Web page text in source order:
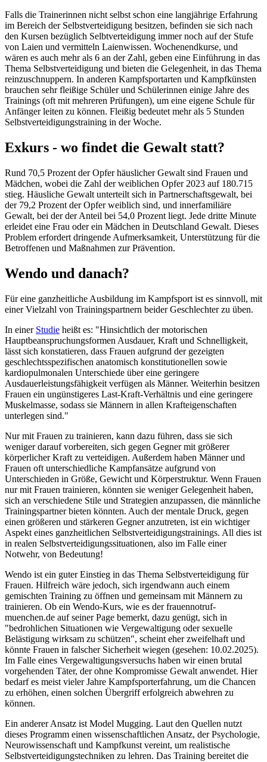
Falls die Trainerinnen nicht selbst schon eine langjährige Erfahrung
im Bereich der Selbstverteidigung besitzen, befinden sie sich nach
den Kursen bezüglich Selbtverteidigung immer noch auf der Stufe
von Laien und vermitteln Laienwissen. Wochenendkurse, und
wären es auch mehr als 6 an der Zahl, geben eine Einführung in das
Thema Selbstverteidigung und bieten die Gelegenheit, in das Thema
reinzuschnuppern. In anderen Kampfsportarten und Kampfkünsten
brauchen sehr fleißige Schüler und Schülerinnen einige Jahre des
Trainings (oft mit mehreren Prüfungen), um eine eigene Schule für
Anfänger leiten zu können. Fleißig bedeutet mehr als 5 Stunden
Selbstverteidigungstraining in der Woche.
Exkurs - wo findet die Gewalt statt?
Rund 70,5 Prozent der Opfer häuslicher Gewalt sind Frauen und
Mädchen, wobei die Zahl der weiblichen Opfer 2023 auf 180.715
stieg. Häusliche Gewalt unterteilt sich in Partnerschaftsgewalt, bei
der 79,2 Prozent der Opfer weiblich sind, und innerfamiliäre
Gewalt, bei der der Anteil bei 54,0 Prozent liegt. Jede dritte Minute
erleidet eine Frau oder ein Mädchen in Deutschland Gewalt. Dieses
Problem erfordert dringende Aufmerksamkeit, Unterstützung für die
Betroffenen und Maßnahmen zur Prävention.
Wendo und danach?
Für eine ganzheitliche Ausbildung im Kampfsport ist es sinnvoll, mit
einer Vielzahl von Trainingspartnern beider Geschlechter zu üben.
In einer Studie heißt es: "Hinsichtlich der motorischen
Hauptbeanspruchungsformen Ausdauer, Kraft und Schnelligkeit,
lässt sich konstatieren, dass Frauen aufgrund der gezeigten
geschlechtsspezifischen anatomisch konstitutionellen sowie
kardiopulmonalen Unterschiede über eine geringere
Ausdauerleistungsfähigkeit verfügen als Männer. Weiterhin besitzen
Frauen ein ungünstigeres Last-Kraft-Verhältnis und eine geringere
Muskelmasse, sodass sie Männern in allen Krafteigenschaften
unterlegen sind."
Nur mit Frauen zu trainieren, kann dazu führen, dass sie sich
weniger darauf vorbereiten, sich gegen Gegner mit größerer
körperlicher Kraft zu verteidigen. Außerdem haben Männer und
Frauen oft unterschiedliche Kampfansätze aufgrund von
Unterschieden in Größe, Gewicht und Körperstruktur. Wenn Frauen
nur mit Frauen trainieren, könnten sie weniger Gelegenheit haben,
sich an verschiedene Stile und Strategien anzupassen, die männliche
Trainingspartner bieten könnten. Auch der mentale Druck, gegen
einen größeren und stärkeren Gegner anzutreten, ist ein wichtiger
Aspekt eines ganzheitlichen Selbstverteidigungstrainings. All dies ist
in realen Selbstverteidigungssituationen, also im Falle einer
Notwehr, von Bedeutung!
Wendo ist ein guter Einstieg in das Thema Selbstverteidigung für
Frauen. Hilfreich wäre jedoch, sich irgendwann auch einem
gemischten Training zu öffnen und gemeinsam mit Männern zu
trainieren. Ob ein Wendo-Kurs, wie es der frauennotruf-
muenchen.de auf seiner Page bemerkt, dazu genügt, sich in
"bedrohlichen Situationen wie Vergewaltigung oder sexuelle
Belästigung wirksam zu schützen", scheint eher zweifelhaft und
könnte Frauen in falscher Sicherheit wiegen (gesehen: 10.02.2025).
Im Falle eines Vergewaltigungsversuchs haben wir einen brutal
vorgehenden Täter, der ohne Kompromisse Gewalt anwendet. Hier
bedarf es meist vieler Jahre Kampfsporterfahrung, um die Chancen
zu erhöhen, einen solchen Übergriff erfolgreich abwehren zu
können.
Ein anderer Ansatz ist Model Mugging. Laut den Quellen nutzt
dieses Programm einen wissenschaftlichen Ansatz, der Psychologie,
Neurowissenschaft und Kampfkunst vereint, um realistische
Selbstverteidigungstechniken zu lehren. Das Training bereitet die